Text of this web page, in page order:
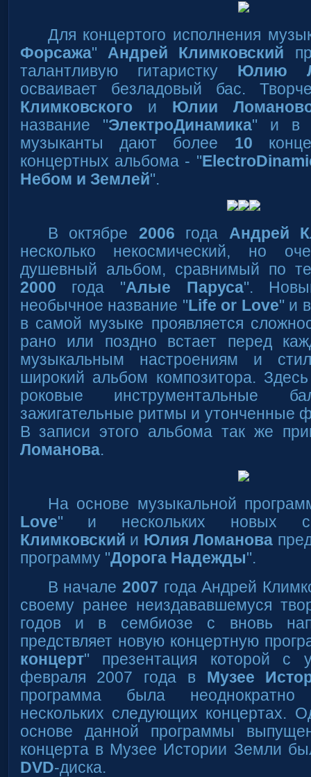
Для концертого исполнения
Форсажа" Андрей Климковский
талантливую гитаристку Юлию
осваивает безладовый бас.
Климковского и Юлии
название "ЭлектроДинамика" и в
музыканты дают более 10
концертных альбома - "
Небом и Землей".
В октябре 2006 года Андрей
несколько некосмический, но
душевный альбом, сравнимый по
2000 года "Алые Паруса".
необычное название "Life or Love" и
в самой музыке проявляется
рано или поздно встает перед
музыкальным настроениям и
широкий альбом композитора.
роковые инструментальные
зажигательные ритмы и утонченные
В записи этого альбома так же
Ломанова.
На основе музыкальной
Love" и нескольких новых
Климковский и Юлия Ломанова
программу "Дорога Надежды".
В начале 2007 года Андрей
своему ранее неиздававшемуся
годов и в сембиозе с вновь
предствляет новую концертную
концерт" презентация которой с
февраля 2007 года в Музее
программа была неоднократно
нескольких следующих концертах.
основе данной программы
концерта в Музее Истории Земли
DVD-диска.